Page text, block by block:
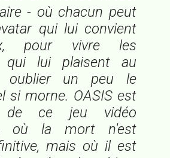
- où chacun peut
qui lui convient
pour vivre les
qui lui plaisent au
oublier un peu le
si morne. OASIS est
ce jeu vidéo
où la mort n'est
mais où il est